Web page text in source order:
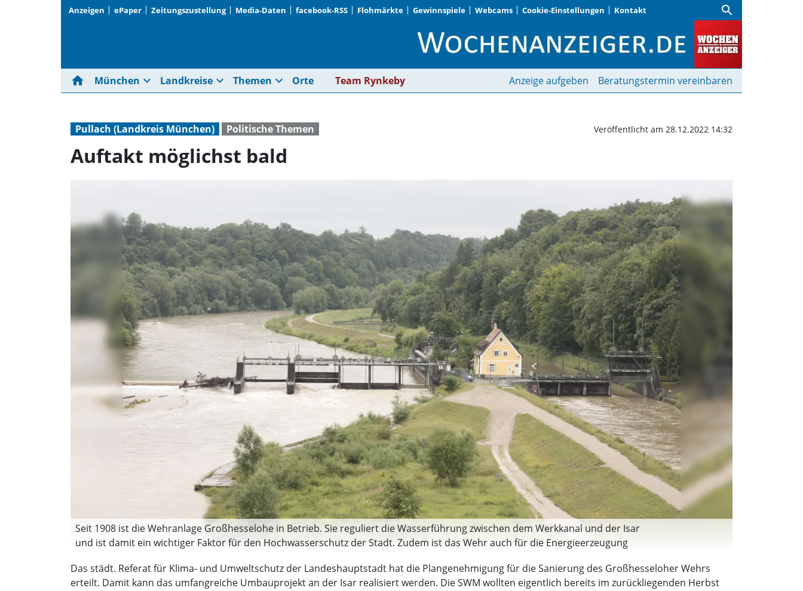
Anzeigen ePaper Zeitungszustellung Media-Daten facebook-RSS Flohmärkte Gewinnspiele Webcams Cookie-Einstellungen Kontakt search
Auftakt möglichst bald | Wochenanzeiger
home München expand_more Landkreise expand_more Themen expand_more Orte Team Rynkeby Anzeige aufgeben Beratungstermin vereinbaren
Pullach (Landkreis München) Politische Themen Veröffentlicht am 28.12.2022 14:32
Auftakt möglichst bald
Seit 1908 ist die Wehranlage Großhesselohe in Betrieb. Sie reguliert die Wasserführung zwischen dem Werkkanal und der Isar
und ist damit ein wichtiger Faktor für den Hochwasserschutz der Stadt. Zudem ist das Wehr auch für die Energieerzeugung
Das städt. Referat für Klima- und Umweltschutz der Landeshauptstadt hat die Plangenehmigung für die Sanierung des Großhesseloher Wehrs
erteilt. Damit kann das umfangreiche Umbauprojekt an der Isar realisiert werden. Die SWM wollten eigentlich bereits im zurückliegenden Herbst